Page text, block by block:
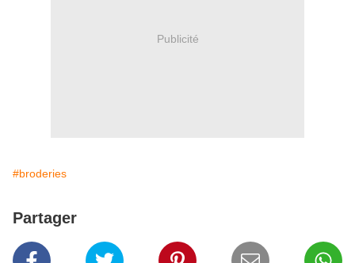
Publicité
#broderies
Partager